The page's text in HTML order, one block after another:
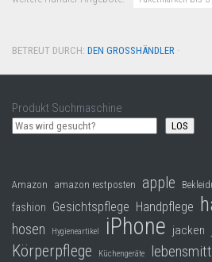
BETREUT DURCH: DEN GROSSHÄNDLER ·
Produkt Suchmaschine
LOS
Amazon amazon restposten apple
fashion Gesichtspflege Handpflege
hosen Hygieneartikel iPhone jacken
Körperpflege Küchengeräte